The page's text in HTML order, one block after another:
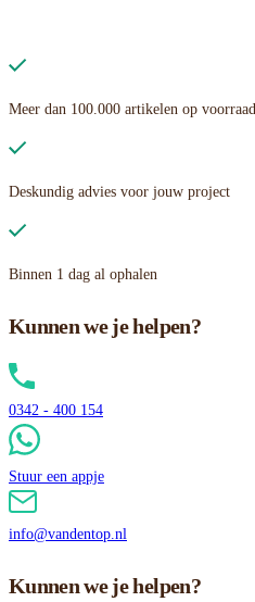
Meer dan 100.000 artikelen op voorraad
Deskundig advies voor jouw project
Binnen 1 dag al ophalen
Kunnen we je helpen?
0342 - 400 154
Stuur een appje
info@vandentop.nl
Kunnen we je helpen?